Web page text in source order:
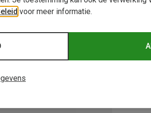
voor meer informatie.